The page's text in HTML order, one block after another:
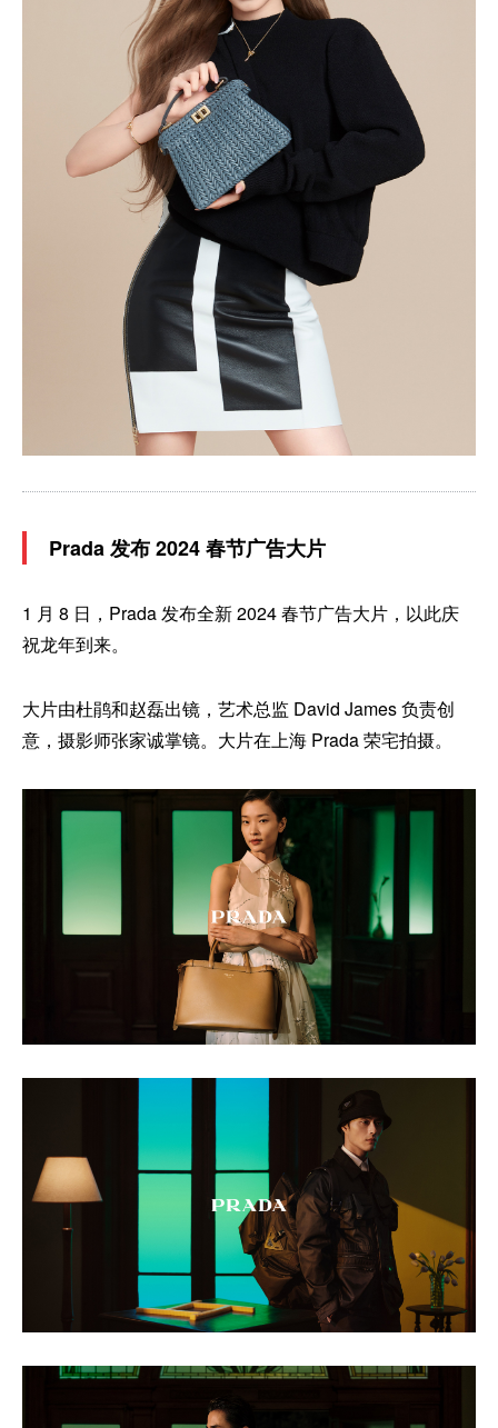
Prada 发布 2024 春节广告大片
1 月 8 日，Prada 发布全新 2024 春节广告大片，以此庆
祝龙年到来。
大片由杜鹃和赵磊出镜，艺术总监 David James 负责创
意，摄影师张家诚掌镜。大片在上海 Prada 荣宅拍摄。